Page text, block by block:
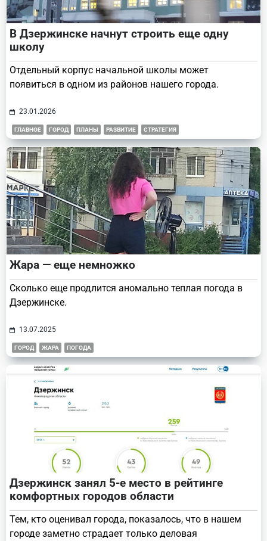
В Дзержинске начнут строить еще одну
школу
Отдельный корпус начальной школы может
появиться в одном из районов нашего города.
23.01.2026
ГЛАВНОЕ ГОРОД ПЛАНЫ РАЗВИТИЕ СТРАТЕГИЯ
Жара — еще немножко
Сколько еще продлится аномально теплая погода в
Дзержинске.
13.07.2025
ГОРОД ЖАРА ПОГОДА
Дзержинск занял 5-е место в рейтинге
комфортных городов области
Тем, кто оценивал города, показалось, что в нашем
городе заметно страдает только деловая